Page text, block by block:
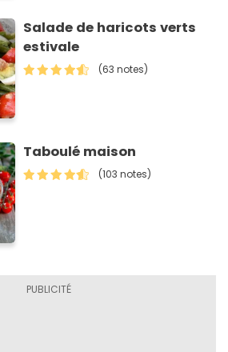
Salade de haricots verts
estivale
(63 notes)
Taboulé maison
(103 notes)